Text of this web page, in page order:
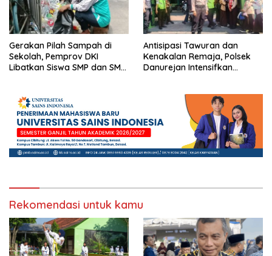
Gerakan Pilah Sampah di
Sekolah, Pemprov DKI
Libatkan Siswa SMP dan SMA
Antisipasi Tawuran dan
Kenakalan Remaja, Polsek
Danurejan Intensifkan
Rekomendasi untuk kamu